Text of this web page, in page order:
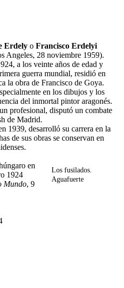
Erdely oFrancisco Erdelyi
Angeles, 28 noviembre 1959).
a los veinte años de edad y
guerra mundial, residió en
la obra de Francisco de Goya.
en los dibujos y los
del inmortal pintor aragonés.
profesional, disputó un combate
de Madrid.
1939, desarrolló su carrera en la
de sus obras se conservan en
Los fusilados.
Aguafuerte
en
1924
Mundo, 9